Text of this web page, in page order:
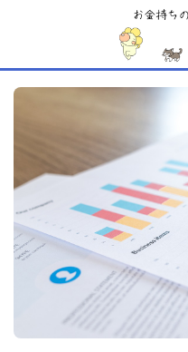
MENU
Sample Page
デモプリセット記事 #1
デモプリセット記事 #5
デモプリセット記事 #6
デモプリセット記事 #6
デモプリセット記事 #7
デモプリセット記事 #7
デモプリセット記事 #7
デモプリセット記事 #8
デモプリセット記事 #8